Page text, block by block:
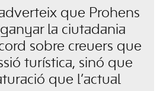
que Prohens
la ciutadania
sobre creuers que
turística, sinó que
que l’actual